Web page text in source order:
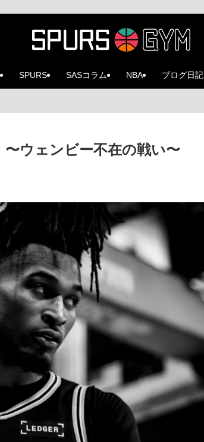
SPURS SASコラム NBA ブログ日記
ウェンビー不在の戦い〜